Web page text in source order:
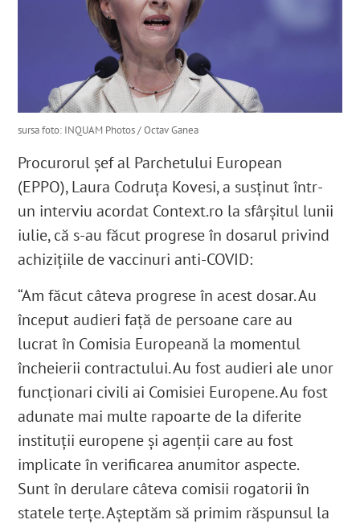
sursa foto: INQUAM Photos / Octav Ganea
Procurorul şef al Parchetului European
(EPPO), Laura Codruţa Kovesi, a susţinut într-
un interviu acordat Context.ro la sfârşitul lunii
iulie, că s-au făcut progrese în dosarul privind
achiziţiile de vaccinuri anti-COVID:
“Am făcut câteva progrese în acest dosar. Au
început audieri față de persoane care au
lucrat în Comisia Europeană la momentul
încheierii contractului. Au fost audieri ale unor
funcționari civili ai Comisiei Europene. Au fost
adunate mai multe rapoarte de la diferite
instituții europene și agenții care au fost
implicate în verificarea anumitor aspecte.
Sunt în derulare câteva comisii rogatorii în
statele terțe. Așteptăm să primim răspunsul la